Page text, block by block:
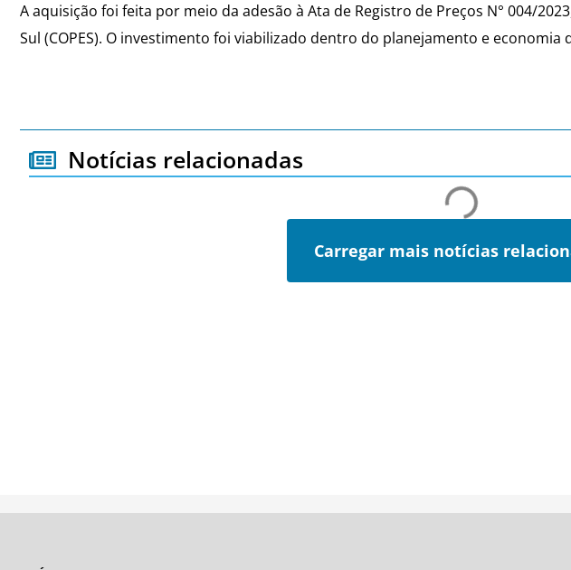
A aquisição foi feita por meio da adesão à Ata de Registro de Preços N° 004/
Sul (COPES). O investimento foi viabilizado dentro do planejamento e economia
Notícias relacionadas
Carregar mais notícias